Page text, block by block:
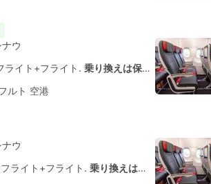
ウ
ライト+フライト. 乗り換えは保証されていません
ルト 空港
ウ
ライト+フライト. 乗り換えは保証されていません